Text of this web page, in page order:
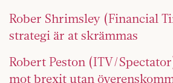
Rober Shrimsley (Financial
strategi är at skrämmas
Robert Peston (ITV/
mot brexit utan